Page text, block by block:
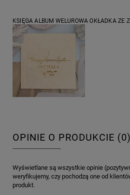
KSIĘGA ALBUM WELUROWA OKŁADKA ZE
OPINIE O PRODUKCIE (0)
Wyświetlane są wszystkie opinie
weryfikujemy, czy pochodzą one od
produkt.